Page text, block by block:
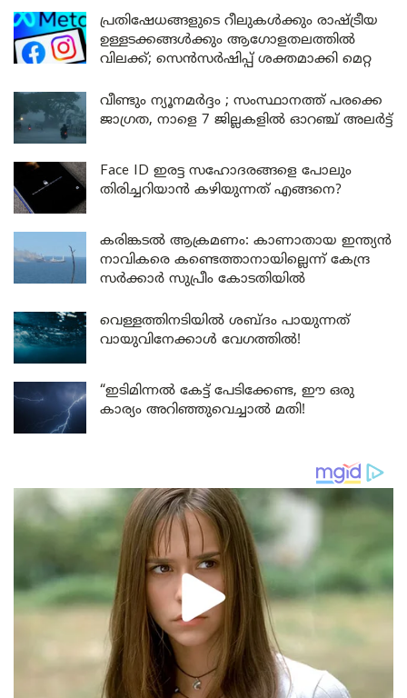
പ്രതിഷേധങ്ങളുടെ റീലുകൾക്കും രാഷ്ട്രീയ
ഉള്ളടക്കങ്ങൾക്കും ആഗോളതലത്തിൽ
വിലക്ക്; സെൻസർഷിപ്പ് ശക്തമാക്കി മെറ്റ
വീണ്ടും ന്യൂനമർദ്ദം ; സംസ്ഥാനത്ത് പരക്കെ
ജാഗ്രത, നാളെ 7 ജില്ലകളിൽ ഓറഞ്ച് അലർട്ട്
Face ID ഇരട്ട സഹോദരങ്ങളെ പോലും
തിരിച്ചറിയാൻ കഴിയുന്നത് എങ്ങനെ?
കരിങ്കടൽ ആക്രമണം: കാണാതായ ഇന്ത്യൻ
നാവികരെ കണ്ടെത്താനായില്ലെന്ന് കേന്ദ്ര
സർക്കാർ സുപ്രീം കോടതിയിൽ
വെള്ളത്തിനടിയിൽ ശബ്ദം പായുന്നത്
വായുവിനേക്കാൾ വേഗത്തിൽ!
“ഇടിമിന്നൽ കേട്ട് പേടിക്കേണ്ട, ഈ ഒരു
കാര്യം അറിഞ്ഞുവെച്ചാൽ മതി!